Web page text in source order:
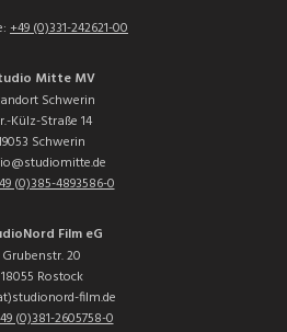
+49 (0)331-242621-00
Mitte MV
Schwerin
Külz-Straße 14
Schwerin
(0)385-4893586-0
Film eG
Grubenstr. 20
18055 Rostock
film.de
(0)381-2605758-0